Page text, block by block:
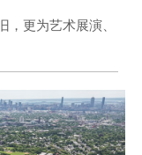
，更为艺术展演、